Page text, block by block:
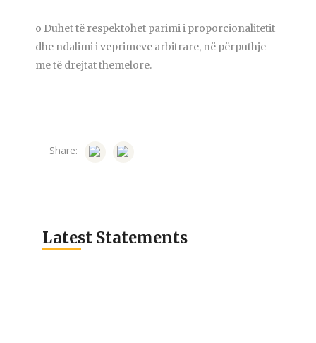
o Duhet të respektohet parimi i proporcionalitetit
dhe ndalimi i veprimeve arbitrare, në përputhje
me të drejtat themelore.
Share:
Latest Statements